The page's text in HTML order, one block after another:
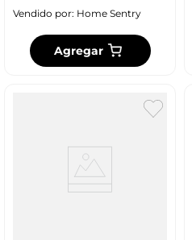
Vendido por: Home Sentry
Agregar